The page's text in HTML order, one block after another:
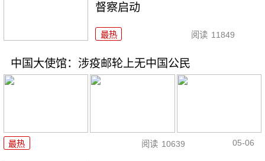
督察启动
最热 阅读 11849
中国大使馆：涉疫邮轮上无中国公民
最热 阅读 10639 05-06